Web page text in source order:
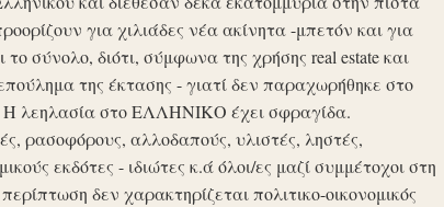
για χιλιάδες νέα ακίνητα -μπετόν και για
σύνολο, διότι, σύμφωνα της χρήσης real estate και
της έκτασης - γιατί δεν παραχωρήθηκε στο
Η λεηλασία στο ΕΛΛΗΝΙΚΟ έχει σφραγίδα.
ρασοφόρους, αλλοδαπούς, υλιστές, ληστές,
εκδότες - ιδιώτες κ.ά όλοι/ες μαζί συμμέτοχοι στη
δεν χαρακτηρίζεται πολιτικο-οικονομικός